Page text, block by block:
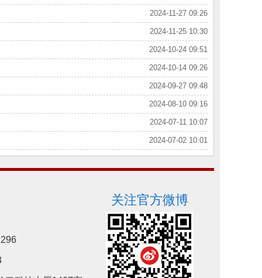
2024-11-27 09:26
2024-11-25 10:30
2024-10-24 09:51
2024-10-14 09:26
2024-09-27 09:48
2024-08-10 09:16
2024-07-11 10:07
2024-07-02 10:01
关注官方微博